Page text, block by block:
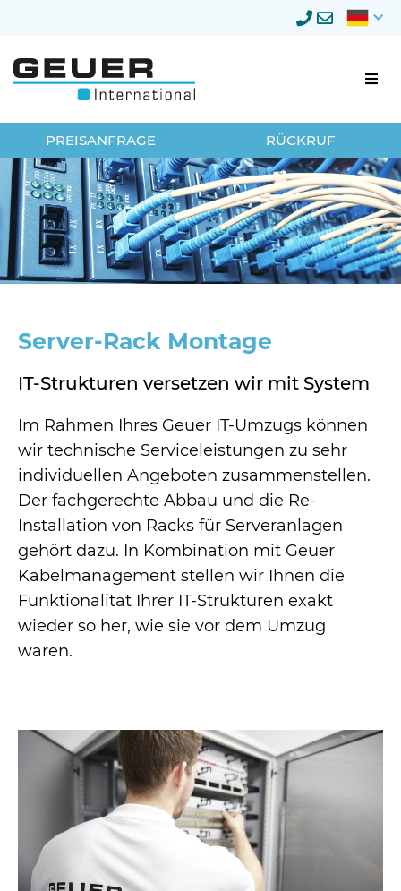
Firmenumzug
Umzugsmanagement
Lagerung
Privatumzug
Neumöbellogistik
Über Geuer
Referenzen
News
PREISANFRAGE RÜCKRUF
Server-Rack Montage
IT-Strukturen versetzen wir mit System
Im Rahmen Ihres Geuer IT-Umzugs können
wir technische Serviceleistungen zu sehr
individuellen Angeboten zusammenstellen.
Der fachgerechte Abbau und die Re-
Installation von Racks für Serveranlagen
gehört dazu. In Kombination mit Geuer
Kabelmanagement stellen wir Ihnen die
Funktionalität Ihrer IT-Strukturen exakt
wieder so her, wie sie vor dem Umzug
waren.